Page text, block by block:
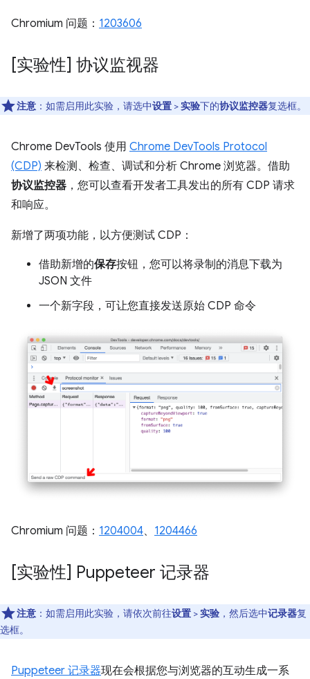
Chromium 问题： 1203606
[实验性] 协议监视器
注意 ：如需启用此实验，请选中设置 >实验下的协议监控器复选框。
Chrome DevTools 使用 Chrome DevTools Protocol
(CDP) 来检测、检查、调试和分析 Chrome 浏览器。借助
协议监控器 ，您可以查看开发者工具发出的所有 CDP 请求
和响应。
新增了两项功能，以方便测试 CDP：
借助新增的保存按钮，您可以将录制的消息下载为
JSON 文件
一个新字段，可让您直接发送原始 CDP 命令
Chromium 问题： 1204004、 1204466
[实验性] Puppeteer 记录器
注意 ：如需启用此实验，请依次前往设置 >实验 ，然后选中记录器复
选框。
Puppeteer 记录器现在会根据您与浏览器的互动生成一系